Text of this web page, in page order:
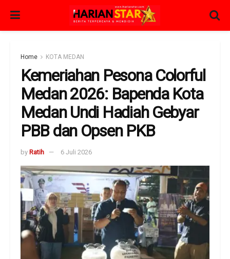
Home KOTA MEDAN
Kemeriahan Pesona Colorful
Medan 2026: Bapenda Kota
Medan Undi Hadiah Gebyar
PBB dan Opsen PKB
by Ratih 6 Juli 2026